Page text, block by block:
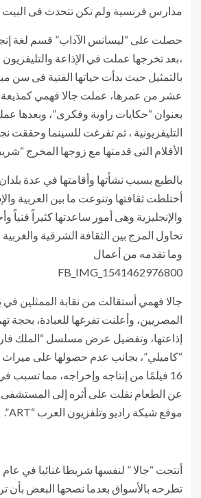
مدارس فرنسية ولم تكن تتحدث فى البيت
،بعد تخرجها عملت في الإذاعة والتليفزيون
بالتمثيل حيث بدأت حياتها الفنية فى سن
عشر من عمرها، عملت جالا فهمي كمذيعة
بعنوان “حكايات راوية وفكرى”، وبعدها
التليفزيونية ، ثم تفرغت للسينما وحققت
الأفلام التى قدمتها مع زوجها المخرج
بالطبع بسبب نشأتها وأقامتها في عدة
أختلطت ثقافتها وتنوعت ما بين العربية
والإنجليزية وهى أمور ساعدتها كثيراً فنياً
تحاول المزج بين الثقافة الشرقية
وما تقدمه من أعمال
FB_IMG_1541462976800
المصريين، وأعلنت تفرغها للعبادة، بحجة
إذاعتها، وتفضيل عرض مسلسل “الملك
“كاميلي”، بجانب عدم حصولها على ميراث
16 فيلمًا من إنتاجه وإخراجه، مما
عن الطعام نقلت على أثره إلى
موقع شبكة راديو وتلفزيون العرب “ART”.
تطرحه بالأسواق بعدما نصحها البعض بأن